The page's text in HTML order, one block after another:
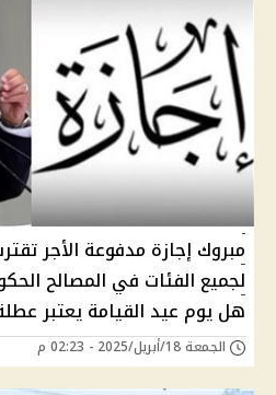
مبروك إجازة مدفوعة الأجر
لجميع الفئات في المصالح
هل يوم عيد القيامة يعتبر
الجمعة 18/أبريل/2025 - 02:23 م